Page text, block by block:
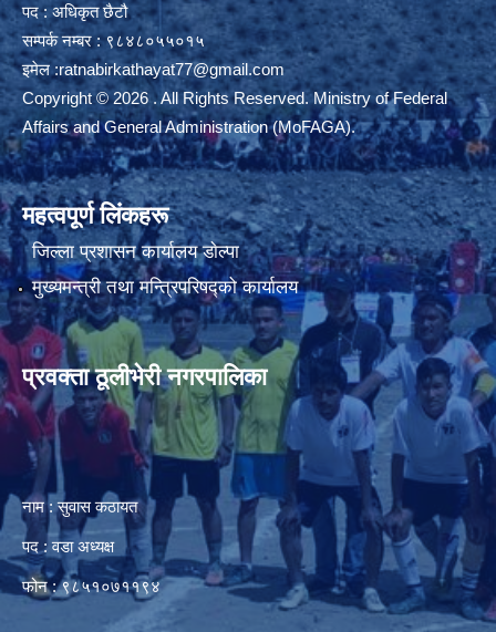
पद : अधिकृत छैटौ
सम्पर्क नम्बर : ९८४८०५५०१५
इमेल :ratnabirkathayat77@gmail.com
Copyright © 2026 . All Rights Reserved. Ministry of Federal
Affairs and General Administration (MoFAGA).
महत्वपूर्ण लिंकहरू
जिल्ला प्रशासन कार्यालय डाेल्पा
मुख्यमन्त्री तथा मन्त्रिपरिषद्को कार्यालय
प्रवक्ता ठूलीभेरी नगरपालिका
नाम : सुवास कठायत
पद : वडा अध्यक्ष
फोन : ९८५१०७११९४